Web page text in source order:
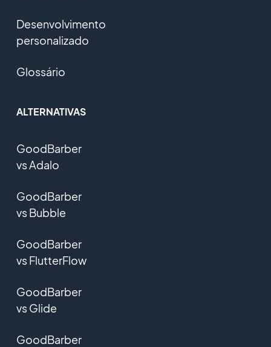
Desenvolvimento
personalizado
Glossário
ALTERNATIVAS
GoodBarber
vs Adalo
GoodBarber
vs Bubble
GoodBarber
vs FlutterFlow
GoodBarber
vs Glide
GoodBarber